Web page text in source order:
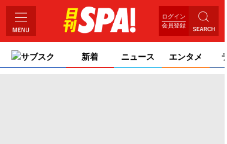
ログイン
会員登録
サブスク 新着 ニュース エンタメ